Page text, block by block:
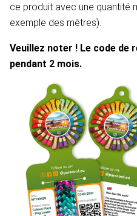
ce produit avec une quantité
exemple des mètres).
Veuillez noter ! Le code de
pendant 2 mois.